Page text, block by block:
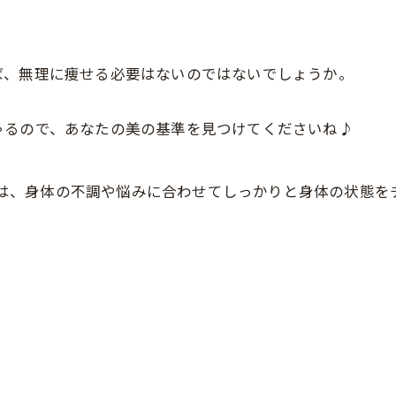
無理に痩せる必要はないのではないでしょうか。
ので、あなたの美の基準を見つけてくださいね♪
、身体の不調や悩みに合わせてしっかりと身体の状態